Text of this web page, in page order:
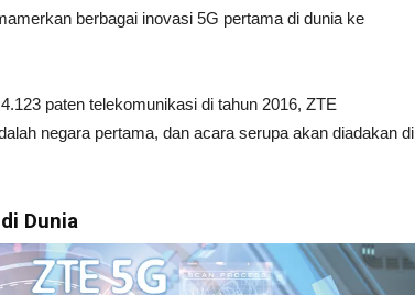
berbagai inovasi 5G pertama di dunia ke
paten telekomunikasi di tahun 2016, ZTE
negara pertama, dan acara serupa akan diadakan di
Dunia